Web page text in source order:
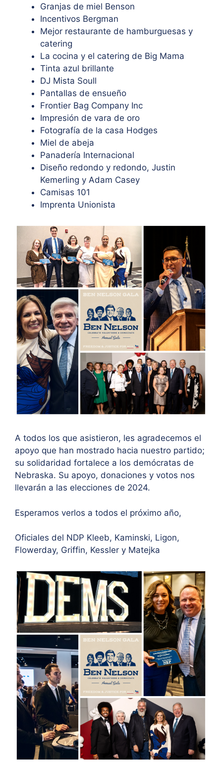
Granjas de miel Benson
Incentivos Bergman
Mejor restaurante de hamburguesas y
catering
La cocina y el catering de Big Mama
Tinta azul brillante
DJ Mista Soull
Pantallas de ensueño
Frontier Bag Company Inc
Impresión de vara de oro
Fotografía de la casa Hodges
Miel de abeja
Panadería Internacional
Diseño redondo y redondo, Justin
Kemerling y Adam Casey
Camisas 101
Imprenta Unionista
A todos los que asistieron, les agradecemos el
apoyo que han mostrado hacia nuestro partido;
su solidaridad fortalece a los demócratas de
Nebraska. Su apoyo, donaciones y votos nos
llevarán a las elecciones de 2024.
Esperamos verlos a todos el próximo año,
Oficiales del NDP Kleeb, Kaminski, Ligon,
Flowerday, Griffin, Kessler y Matejka